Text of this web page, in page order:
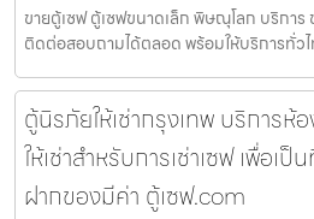
ขายตู้เซฟ ตู้เซฟขนาดเล็ก พิษณุโลก บริกา
ติดต่อสอบถามได้ตลอด พร้อมให้บริการทั่ว
ตู้นิรภัยให้เช่ากรุงเทพ บริการ
ให้เช่าสำหรับการเช่าเซฟ เพื่อเ
ฝากของมีค่า ตู้เซฟ.com